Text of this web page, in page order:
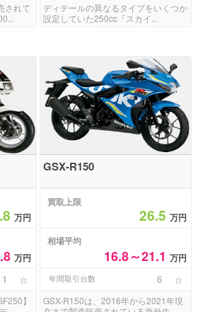
されて
ディテールの異なるタイプをいくつか
設定していた250cc「スカイ...
万円
万円
1 台
】
GSX-R150
買取上限
26.5 万円
相場平均
16.8～21.1 万円
年間取引台数 6 台
GSX-R150は、2016年から2021年現